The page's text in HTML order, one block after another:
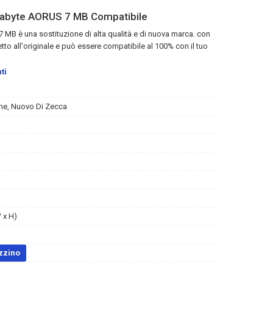
AORUS 7 MB Compatibile
MB è una sostituzione di alta qualità e di nuova marca. con
all'originale e può essere compatibile al 100% con il tuo
Nuovo Di Zecca
x H)